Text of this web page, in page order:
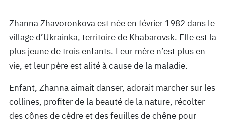
Zhanna Zhavoronkova est née en février 1982 dans le
village d’Ukrainka, territoire de Khabarovsk. Elle est la
plus jeune de trois enfants. Leur mère n’est plus en
vie, et leur père est alité à cause de la maladie.
Enfant, Zhanna aimait danser, adorait marcher sur les
collines, profiter de la beauté de la nature, récolter
des cônes de cèdre et des feuilles de chêne pour